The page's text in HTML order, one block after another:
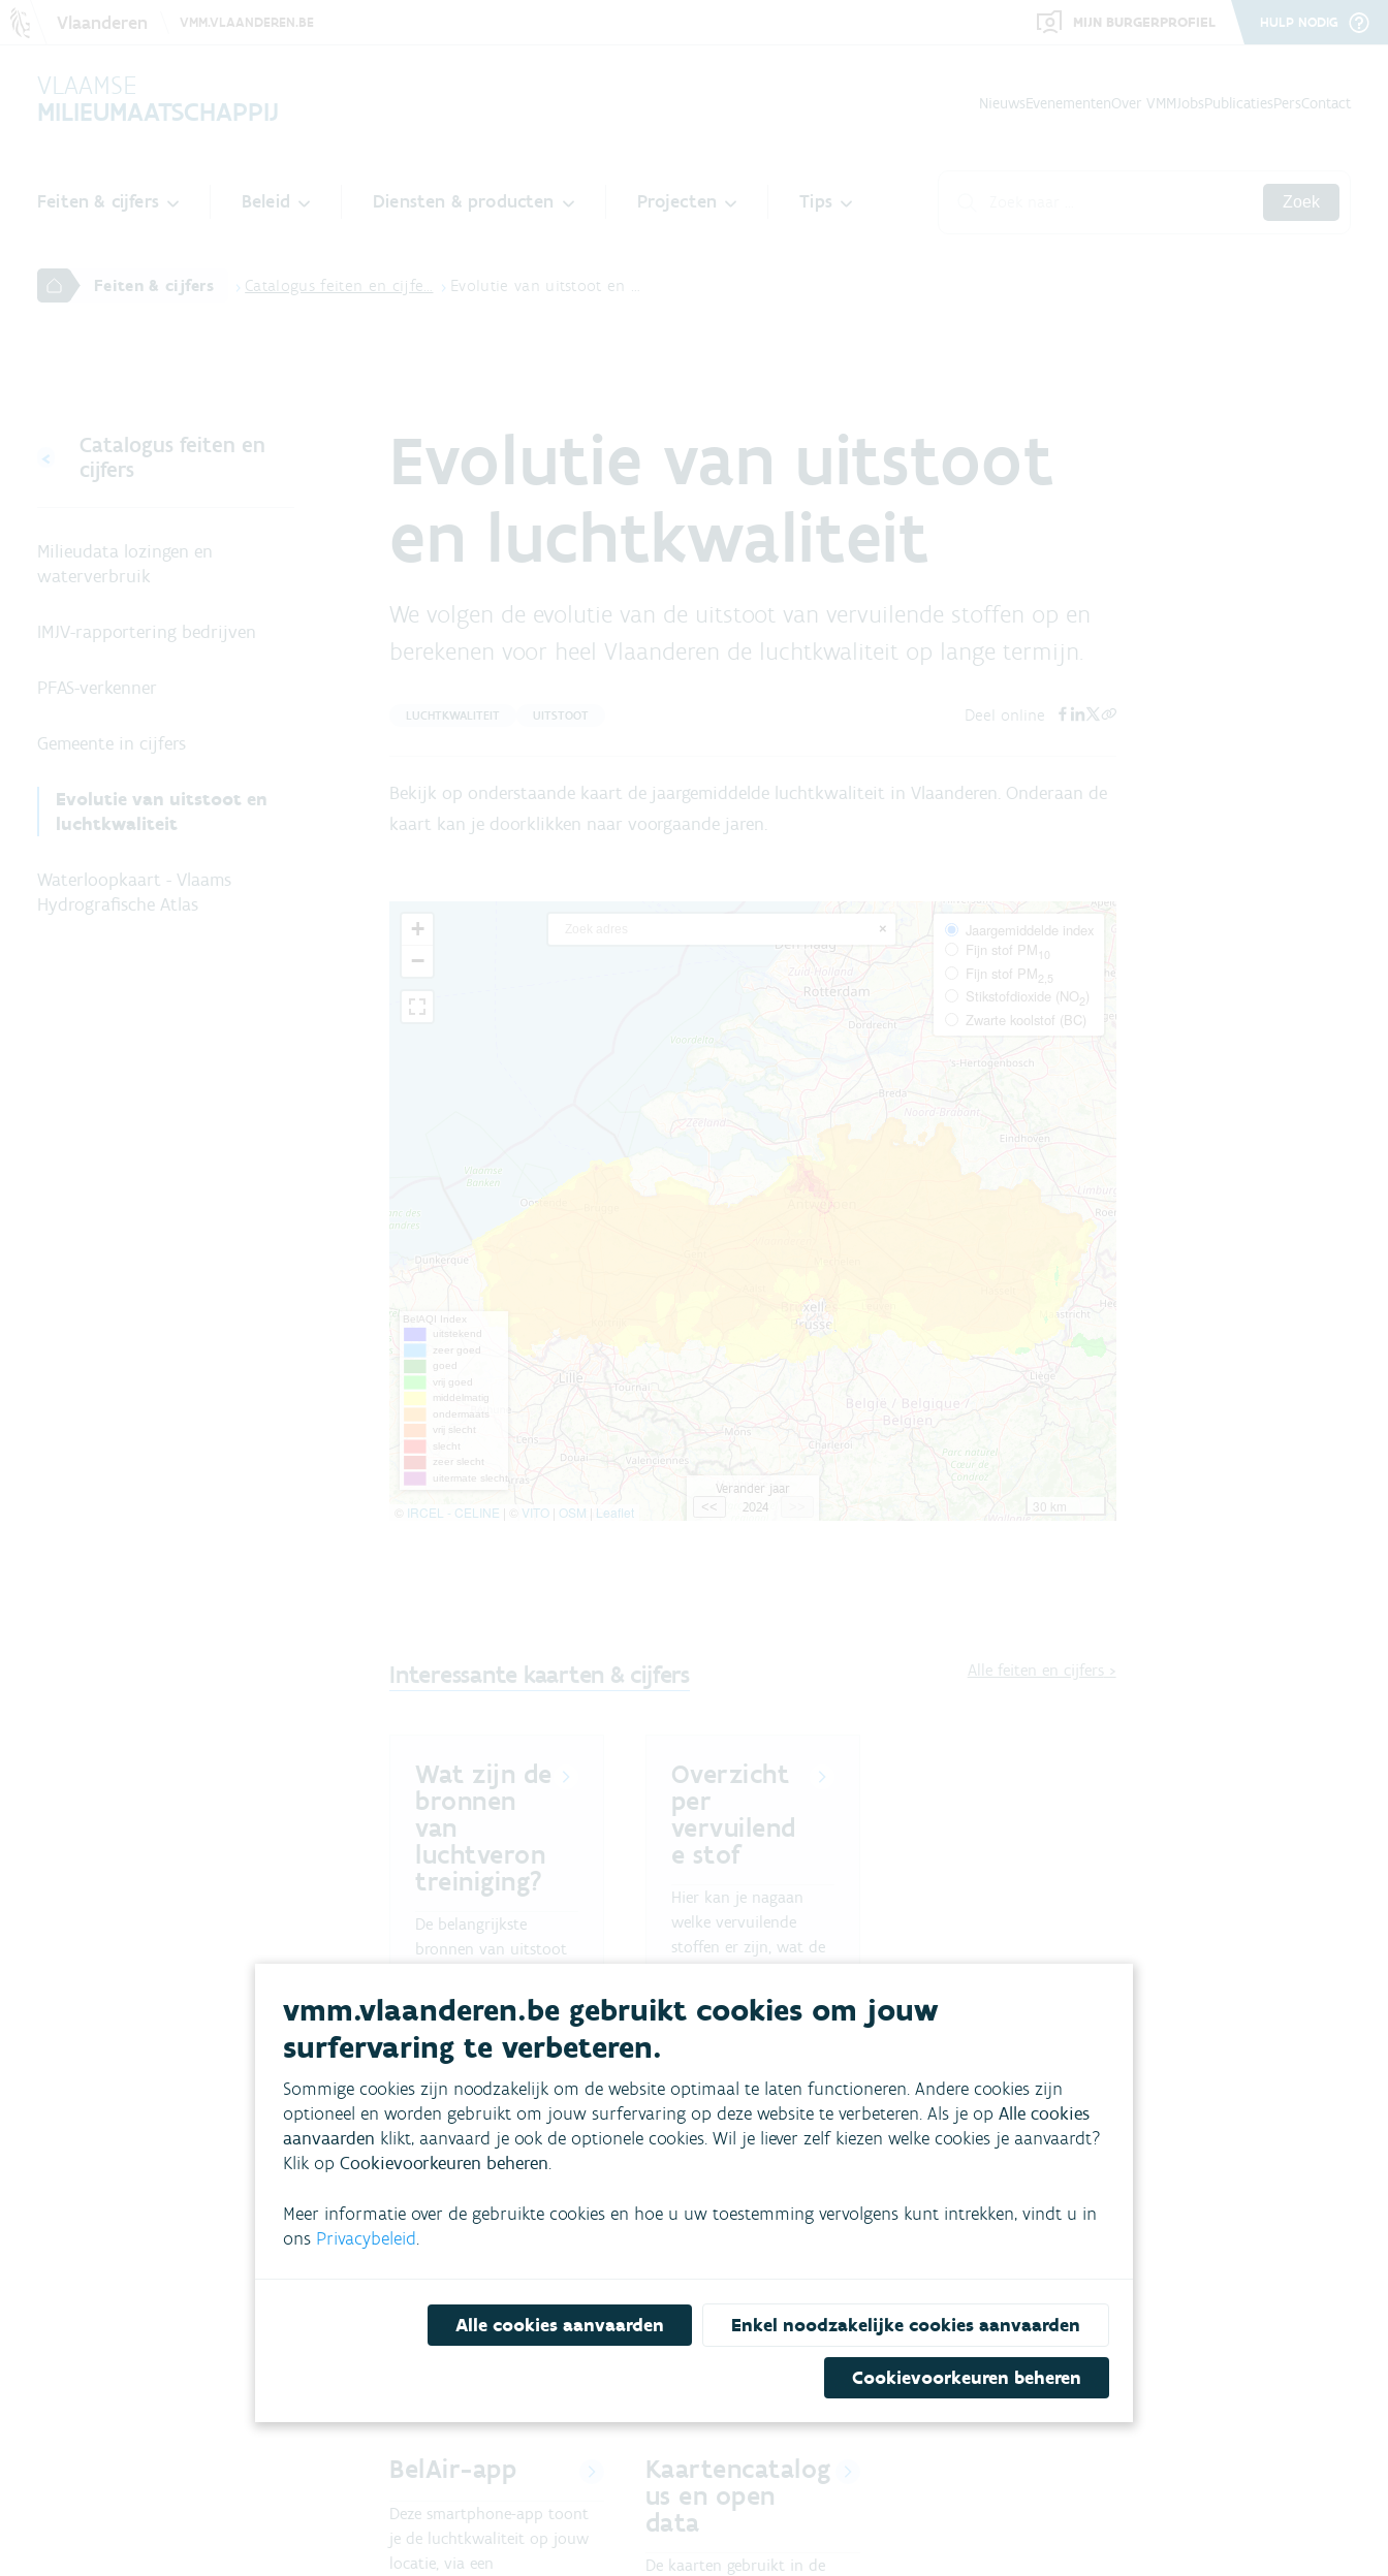
Vlaanderen VMM.VLAANDEREN.BE MIJN BURGERPROFIEL HULP NODIG
VLAAMSE
MILIEUMAATSCHAPPIJ
NieuwsEvenementenOver VMMJobsPublicatiesPersContact
Feiten & cijfers Beleid Diensten & producten Projecten Tips Zoek
Feiten & cijfers Catalogus feiten en cijfe… Evolutie van uitstoot en …
Catalogus feiten en
cijfers
Milieudata lozingen en
waterverbruik
IMJV-rapportering bedrijven
PFAS-verkenner
Gemeente in cijfers
Evolutie van uitstoot en
luchtkwaliteit
Waterloopkaart - Vlaams
Hydrografische Atlas
Evolutie van uitstoot
en luchtkwaliteit
We volgen de evolutie van de uitstoot van vervuilende stoffen op en
berekenen voor heel Vlaanderen de luchtkwaliteit op lange termijn.
LUCHTKWALITEIT UITSTOOT Deel online
Bekijk op onderstaande kaart de jaargemiddelde luchtkwaliteit in Vlaanderen. Onderaan de
kaart kan je doorklikken naar voorgaande jaren.
Interessante kaarten & cijfers Alle feiten en cijfers >
Wat zijn de
bronnen
van
luchtveron
treiniging?
De belangrijkste
bronnen van uitstoot
industrie, landbouw
en transport.
UITSTOOT
Lees meer
Overzicht
per
vervuilend
e stof
Hier kan je nagaan
welke vervuilende
stoffen er zijn, wat de
hoe de waarden
evolueren en wat de
LUCHTKWALITEIT
Lees meer
Productencatalogus >
BelAir-app
Deze smartphone-app toont
je de luchtkwaliteit op jouw
locatie, via een
Kaartencatalog
us en open
data
De kaarten gebruikt in de
vmm.vlaanderen.be gebruikt cookies om jouw
surfervaring te verbeteren.
Sommige cookies zijn noodzakelijk om de website optimaal te laten functioneren. Andere cookies zijn
optioneel en worden gebruikt om jouw surfervaring op deze website te verbeteren. Als je op Alle cookies
aanvaarden klikt, aanvaard je ook de optionele cookies. Wil je liever zelf kiezen welke cookies je aanvaardt?
Klik op Cookievoorkeuren beheren.
Meer informatie over de gebruikte cookies en hoe u uw toestemming vervolgens kunt intrekken, vindt u in
ons Privacybeleid.
Alle cookies aanvaarden Enkel noodzakelijke cookies aanvaarden
Cookievoorkeuren beheren